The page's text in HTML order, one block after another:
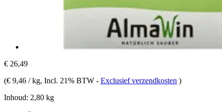
€ 26,49
(€ 9,46 / kg, Incl. 21% BTW - Exclusief verzendkosten )
Inhoud: 2,80 kg